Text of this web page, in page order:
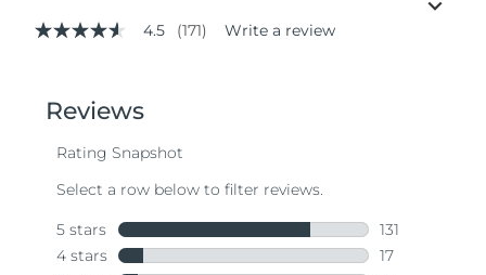
4.5
stars,
average
value.
171
Same
page
link.
4.5 (171) Write a review